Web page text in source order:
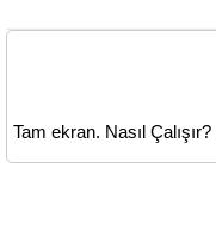
Tam ekran. Nasıl Çalışır?